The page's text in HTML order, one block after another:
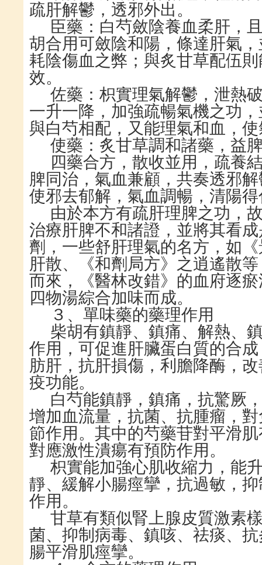
疏肝解鬱，透邪外出。
臣藥：白芍斂陰養血柔肝，
胡合用可斂陰和陽，條達肝氣
耗陰傷血之弊；與炙甘草配伍
效。
佐藥：枳實理氣解鬱，泄熱
一升一降，加強疏暢氣機之功
與白芍相配，又能理氣和血，
使藥：炙甘草調和諸藥，益
四藥合方，散收並用，疏養
脾同治，氣血兼顧，共奏透邪
使邪去郁解，氣血調暢，清陽
由於本方有疏肝理脾之功，
治療肝脾不和諸證，並將其看
劑，一些舒肝理氣的名方，如
肝散、《和劑局方》之逍遙散
而來，《醫林改錯》的血府逐
四物湯綜合加味而成。
３、單味藥的藥理作用
柴胡有鎮靜、鎮痛、解熱、
作用，可促進肝臟蛋白質的合
肪肝，抗肝損傷，利膽降酶，
疫功能。
白芍能鎮靜，鎮痛，抗驚厥
增加血流量，抗菌、抗腫瘤，
節作用。其中的芍藥苷對平滑
對應激性潰瘍有預防作用。
枳實能加強心肌收縮力，能
靜、緩解小腸痙攣，抗過敏，
作用。
甘草有類似腎上腺皮質激素
菌、抑制病毒、鎮咳、祛痰、
腸平滑肌痙攣。